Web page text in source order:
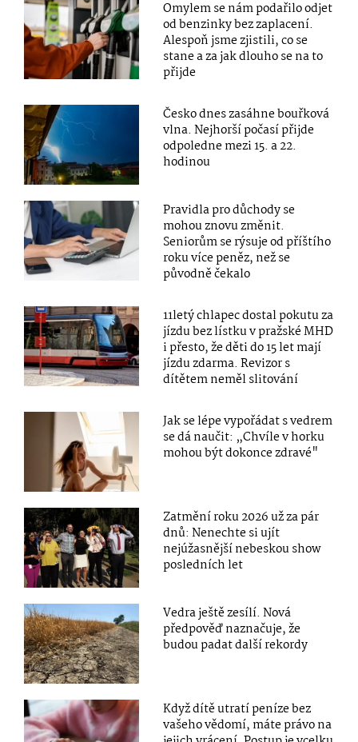
Omylem se nám podařilo odjet
od benzinky bez zaplacení.
Alespoň jsme zjistili, co se
stane a za jak dlouho se na to
přijde
Česko dnes zasáhne bouřková
vlna. Nejhorší počasí přijde
odpoledne mezi 15. a 22.
hodinou
Pravidla pro důchody se
mohou znovu změnit.
Seniorům se rýsuje od příštího
roku více peněz, než se
původně čekalo
11letý chlapec dostal pokutu za
jízdu bez lístku v pražské MHD
i přesto, že děti do 15 let mají
jízdu zdarma. Revizor s
dítětem neměl slitování
Jak se lépe vypořádat s vedrem
se dá naučit: „Chvíle v horku
mohou být dokonce zdravé"
Zatmění roku 2026 už za pár
dnů: Nenechte si ujít
nejúžasnější nebeskou show
posledních let
Vedra ještě zesílí. Nová
předpověď naznačuje, že
budou padat další rekordy
Když dítě utratí peníze bez
vašeho vědomí, máte právo na